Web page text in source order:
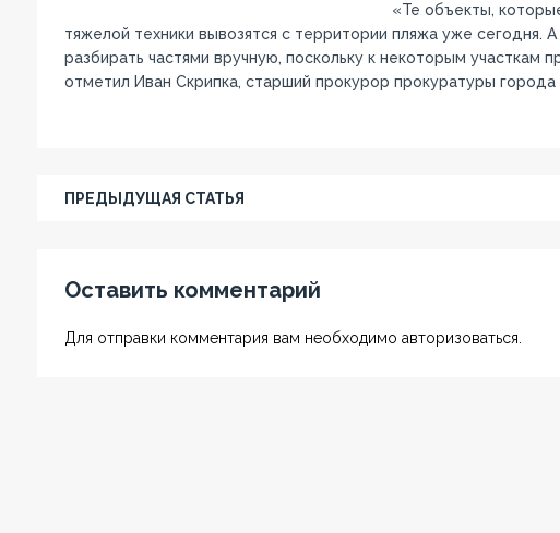
«Те объекты,
тяжелой техники вывозятся с территории пляжа уже
разбирать частями вручную, поскольку к некоторым
отметил Иван Скрипка, старший прокурор прокуратуры города
ПРЕДЫДУЩАЯ СТАТЬЯ
Оставить комментарий
Для отправки комментария вам необходимо авторизоваться.